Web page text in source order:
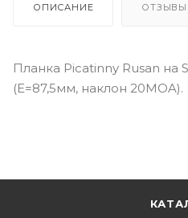
ОПИСАНИЕ ОТЗЫВЫ
Планка Picatinny Rusan на
(E=87,5мм, наклон 20MOA).